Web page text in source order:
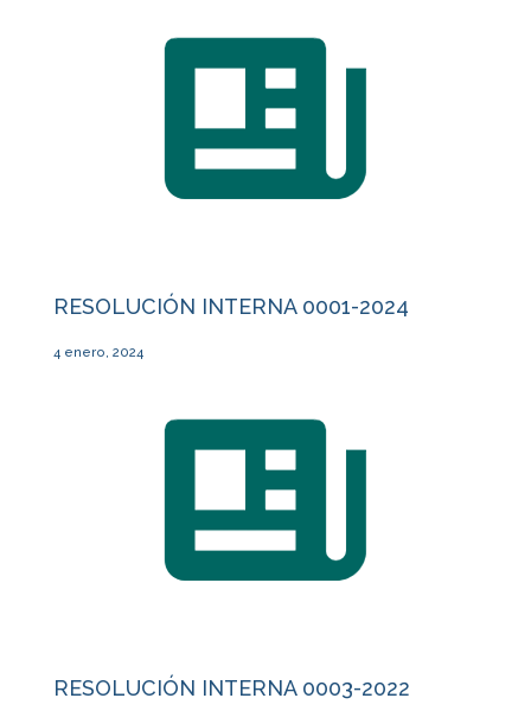
RESOLUCIÓN INTERNA 0001-2024
4 enero, 2024
RESOLUCIÓN INTERNA 0003-2022